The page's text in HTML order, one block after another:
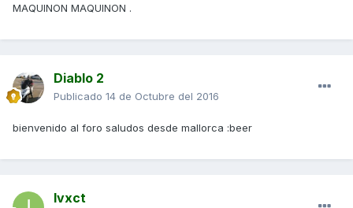
MAQUINON MAQUINON .
Diablo 2
Publicado 14 de Octubre del 2016
bienvenido al foro saludos desde mallorca :beer
Ivxct